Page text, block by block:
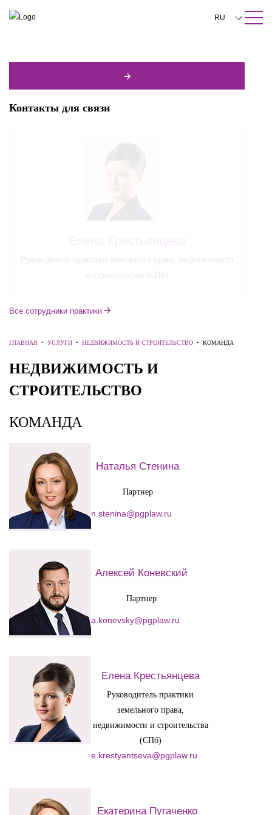
ПОИСК ПО САЙТУ Закрыть
RU
한국어
Контакты для связи
Руководитель практики земельного права, недвижимости
и строительства (СПб)
a.konevsky@pgplaw.ru
Екатерина Пугаченко
Все сотрудники практики
ГЛАВНАЯ • УСЛУГИ • НЕДВИЖИМОСТЬ И СТРОИТЕЛЬСТВО • КОМАНДА
НЕДВИЖИМОСТЬ И
СТРОИТЕЛЬСТВО
КОМАНДА
Наталья Стенина
Партнер
n.stenina@pgplaw.ru
Алексей Коневский
Партнер
a.konevsky@pgplaw.ru
Елена Крестьянцева
Руководитель практики
земельного права,
недвижимости и строительства
(СПб)
e.krestyantseva@pgplaw.ru
Екатерина Пугаченко